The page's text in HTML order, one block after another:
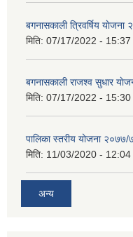
बगनासकाली त्रिवर्षिय
मिति: 07/17/2022 - 15:37
बगनासकाली राजश्व सुधार
मिति: 07/17/2022 - 15:30
पालिका स्तरीय योजना २०७७/
मिति: 11/03/2020 - 12:04
अन्य